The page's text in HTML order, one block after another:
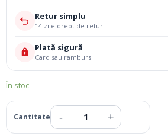
Retur simplu
14 zile drept de retur
Plată sigură
Card sau ramburs
În stoc